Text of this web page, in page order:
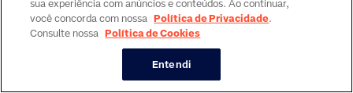
sua experiência com anúncios e conteúdos. Ao continuar,
você concorda com nossa Política de Privacidade.
Consulte nossa Política de Cookies
Entendi